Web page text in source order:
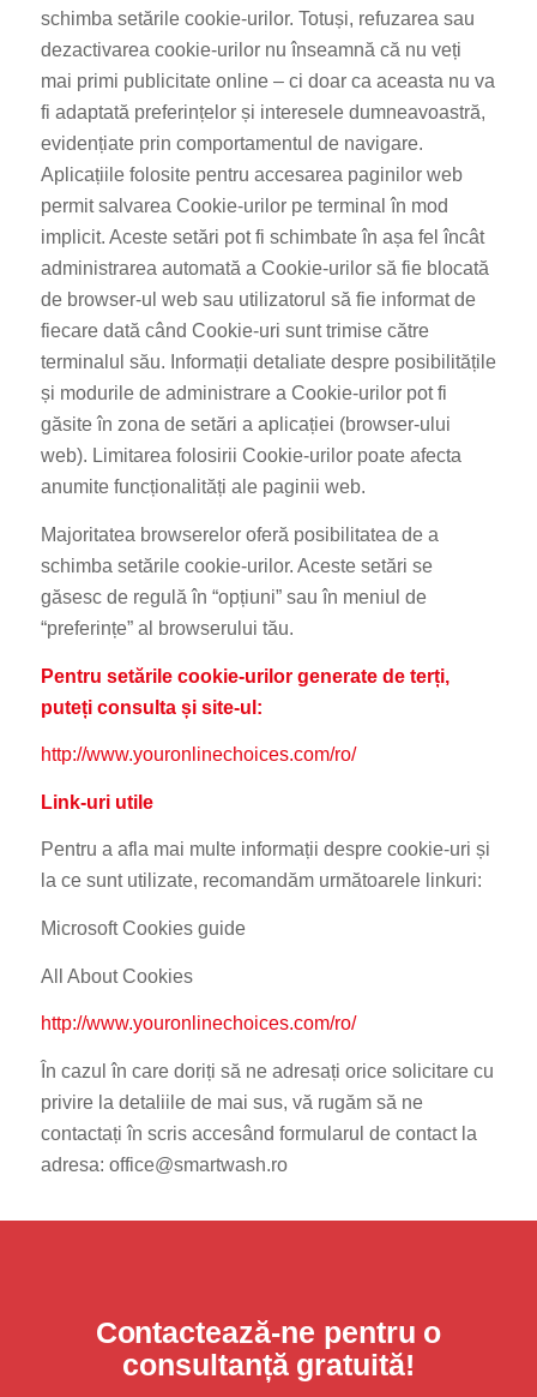
schimba setările cookie-urilor. Totuși, refuzarea sau
dezactivarea cookie-urilor nu înseamnă că nu veți
mai primi publicitate online – ci doar ca aceasta nu va
fi adaptată preferințelor și interesele dumneavoastră,
evidențiate prin comportamentul de navigare.
Aplicațiile folosite pentru accesarea paginilor web
permit salvarea Cookie-urilor pe terminal în mod
implicit. Aceste setări pot fi schimbate în așa fel încât
administrarea automată a Cookie-urilor să fie blocată
de browser-ul web sau utilizatorul să fie informat de
fiecare dată când Cookie-uri sunt trimise către
terminalul său. Informații detaliate despre posibilitățile
și modurile de administrare a Cookie-urilor pot fi
găsite în zona de setări a aplicației (browser-ului
web). Limitarea folosirii Cookie-urilor poate afecta
anumite funcționalități ale paginii web.
Majoritatea browserelor oferă posibilitatea de a
schimba setările cookie-urilor. Aceste setări se
găsesc de regulă în “opțiuni” sau în meniul de
“preferințe” al browserului tău.
Pentru setările cookie-urilor generate de terți,
puteți consulta și site-ul:
http://www.youronlinechoices.com/ro/
Link-uri utile
Pentru a afla mai multe informații despre cookie-uri și
la ce sunt utilizate, recomandăm următoarele linkuri:
Microsoft Cookies guide
All About Cookies
http://www.youronlinechoices.com/ro/
În cazul în care doriți să ne adresați orice solicitare cu
privire la detaliile de mai sus, vă rugăm să ne
contactați în scris accesând formularul de contact la
adresa: office@smartwash.ro
Contactează-ne pentru o
consultanță gratuită!